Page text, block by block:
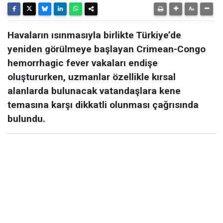
Havaların ısınmasıyla birlikte Türkiye’de
yeniden görülmeye başlayan Crimean-Congo
hemorrhagic fever vakaları endişe
oluştururken, uzmanlar özellikle kırsal
alanlarda bulunacak vatandaşlara kene
temasına karşı dikkatli olunması çağrısında
bulundu.